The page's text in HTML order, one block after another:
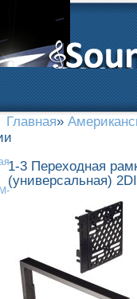
Главная»
1-3 Переходная
(универсальная)